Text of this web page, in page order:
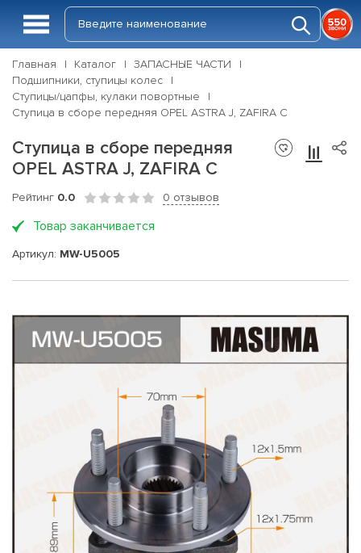
Главная Каталог
ЗАПАСНЫЕ ЧАСТИ
Подшипники, ступицы колес
Ступицы/цапфы, кулаки повортные
Ступица в сборе передняя OPEL ASTRA J, ZAFIRA C
Ступица в сборе передняя
OPEL ASTRA J, ZAFIRA C
Рейтинг 0.0 0 отзывов
Товар заканчивается
Артикул: MW-U5005